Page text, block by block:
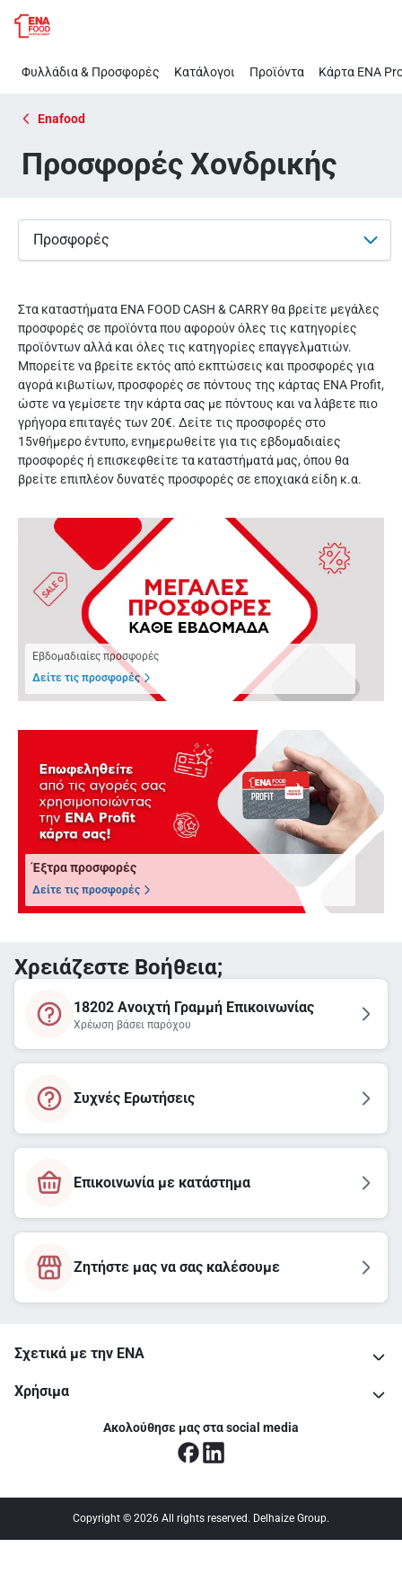
Παράλειψη
Προσφορές
Χονδρικής
Φυλλάδια & Προσφορές Κατάλογοι Προϊόντα Κάρτα ΕΝΑ
Enafood
Προσφορές Χονδρικής
Προσφορές
Στα καταστήματα ENA FOOD CASH & CARRY θα βρείτε μεγάλες
προσφορές σε προϊόντα που αφορούν όλες τις κατηγορίες
προϊόντων αλλά και όλες τις κατηγορίες επαγγελματιών.
Μπορείτε να βρείτε εκτός από εκπτώσεις και προσφορές για
αγορά κιβωτίων, προσφορές σε πόντους της κάρτας ΕΝΑ Profit,
ώστε να γεμίσετε την κάρτα σας με πόντους και να λάβετε πιο
γρήγορα επιταγές των 20€. Δείτε τις προσφορές στο
15νθήμερο έντυπο, ενημερωθείτε για τις εβδομαδιαίες
προσφορές ή επισκεφθείτε τα καταστήματά μας, όπου θα
βρείτε επιπλέον δυνατές προσφορές σε εποχιακά είδη κ.α.
Εβδομαδιαίες προσφορές
Δείτε τις προσφορές
Έξτρα προσφορές
Δείτε τις προσφορές
Χρειάζεστε Βοήθεια;
18202 Ανοιχτή Γραμμή Επικοινωνίας
Χρέωση βάσει παρόχου
Συχνές Ερωτήσεις
Επικοινωνία με κατάστημα
Ζητήστε μας να σας καλέσουμε
Σχετικά με την ΕΝΑ
Χρήσιμα
Ακολούθησε μας στα social media
Copyright © 2026 All rights reserved. Delhaize Group.